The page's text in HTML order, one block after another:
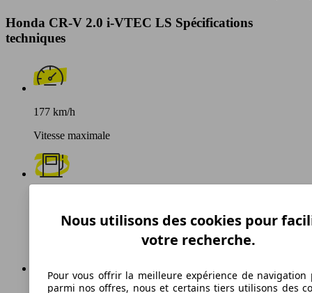
Honda CR-V 2.0 i-VTEC LS Spécifications
techniques
177 km/h
Vitesse maximale
CarburantNous utilisons des cookies pour
votre recherche.
Pour vous offrir la meilleure expérience de navigation
parmi nos offres, nous et certains tiers utilisons des